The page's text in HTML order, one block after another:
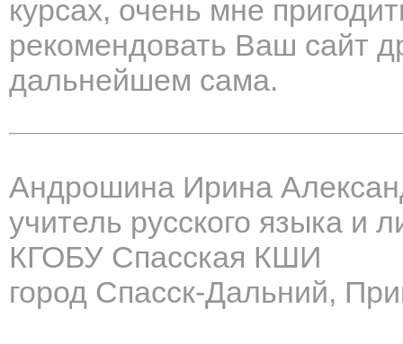
курсах, очень мне
рекомендовать Ваш сайт
дальнейшем сама.
Андрошина Ирина
учитель русского языка и
КГОБУ Спасская КШИ
город Спасск-Дальний,